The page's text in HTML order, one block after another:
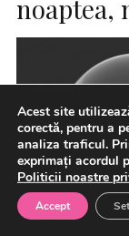
noaptea,
Acest site
corectă, pentru a
analiza traficul.
exprimați acordul
Politicii noastre
Accept